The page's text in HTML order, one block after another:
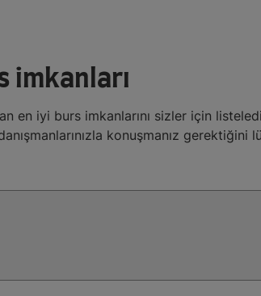
imkanları
en iyi burs imkanlarını sizler için
konuşmanız gerektiğini